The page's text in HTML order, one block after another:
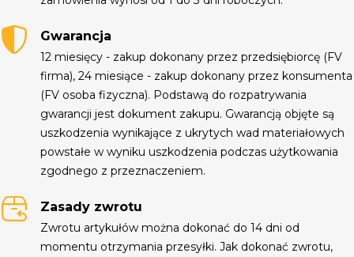
Gwarancja
12 miesięcy - zakup dokonany przez przedsiębiorcę (FV
firma), 24 miesiące - zakup dokonany przez konsumenta
(FV osoba fizyczna). Podstawą do rozpatrywania
gwarancji jest dokument zakupu. Gwarancją objęte są
uszkodzenia wynikające z ukrytych wad materiałowych
powstałe w wyniku uszkodzenia podczas użytkowania
zgodnego z przeznaczeniem.
Zasady zwrotu
Zwrotu artykułów można dokonać do 14 dni od
momentu otrzymania przesyłki. Jak dokonać zwrotu,